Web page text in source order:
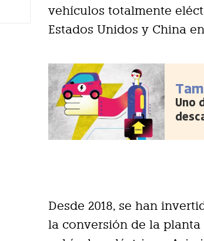
vehículos totalmente
Estados Unidos y China
Uno
Desde 2018, se han
la conversión de la